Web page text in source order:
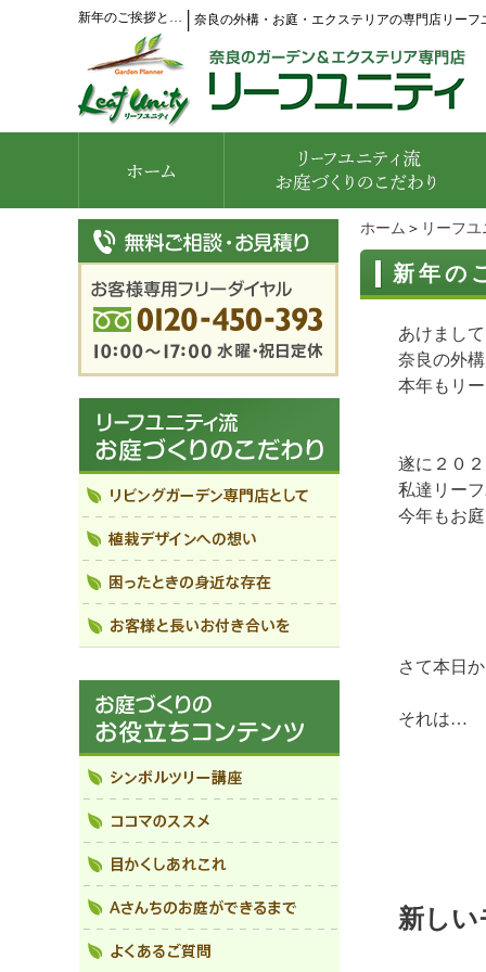
新年のご挨拶と… 奈良の外構・お庭・エクステリアの専門店リーフ
ホーム ＞ リーフ
新年の
あけまし
奈良の外
本年もリ
遂に２０
私達リー
今年もお
さて本日
それは…
新しい